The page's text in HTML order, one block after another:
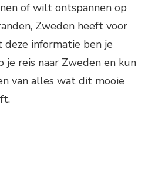
of wilt ontspannen op
Zweden heeft voor
informatie ben je
je reis naar Zweden en kun
van alles wat dit mooie